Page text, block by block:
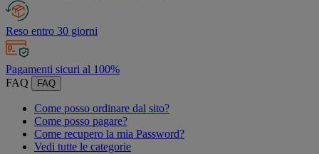
Reso entro 30 giorni
Pagamenti sicuri al 100%
FAQ
FAQ
Come posso ordinare dal sito?
Come posso pagare?
Come recupero la mia Password?
Vedi tutte le categorie